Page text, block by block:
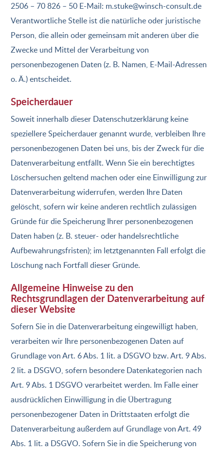
2506 – 70 826 – 50 E-Mail: m.stuke@winsch-consult.de
Verantwortliche Stelle ist die natürliche oder juristische
Person, die allein oder gemeinsam mit anderen über die
Zwecke und Mittel der Verarbeitung von
personenbezogenen Daten (z. B. Namen, E-Mail-Adressen
o. Ä.) entscheidet.
Speicherdauer
Soweit innerhalb dieser Datenschutzerklärung keine
speziellere Speicherdauer genannt wurde, verbleiben Ihre
personenbezogenen Daten bei uns, bis der Zweck für die
Datenverarbeitung entfällt. Wenn Sie ein berechtigtes
Löschersuchen geltend machen oder eine Einwilligung zur
Datenverarbeitung widerrufen, werden Ihre Daten
gelöscht, sofern wir keine anderen rechtlich zulässigen
Gründe für die Speicherung Ihrer personenbezogenen
Daten haben (z. B. steuer- oder handelsrechtliche
Aufbewahrungsfristen); im letztgenannten Fall erfolgt die
Löschung nach Fortfall dieser Gründe.
Allgemeine Hinweise zu den
Rechtsgrundlagen der Datenverarbeitung auf
dieser Website
Sofern Sie in die Datenverarbeitung eingewilligt haben,
verarbeiten wir Ihre personenbezogenen Daten auf
Grundlage von Art. 6 Abs. 1 lit. a DSGVO bzw. Art. 9 Abs.
2 lit. a DSGVO, sofern besondere Datenkategorien nach
Art. 9 Abs. 1 DSGVO verarbeitet werden. Im Falle einer
ausdrücklichen Einwilligung in die Übertragung
personenbezogener Daten in Drittstaaten erfolgt die
Datenverarbeitung außerdem auf Grundlage von Art. 49
Abs. 1 lit. a DSGVO. Sofern Sie in die Speicherung von